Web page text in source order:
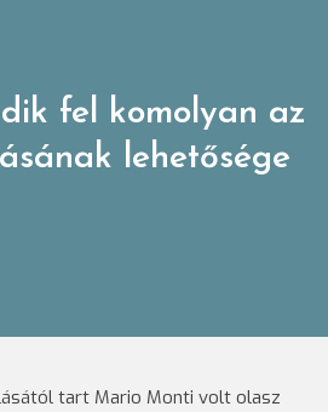
fel komolyan az
lehetősége
tart Mario Monti volt olasz